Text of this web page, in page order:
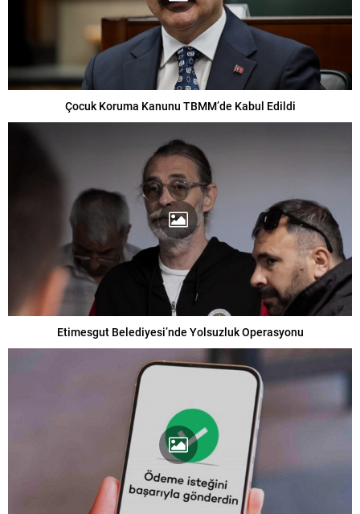
Çocuk Koruma Kanunu TBMM’de Kabul Edildi
Etimesgut Belediyesi’nde Yolsuzluk Operasyonu